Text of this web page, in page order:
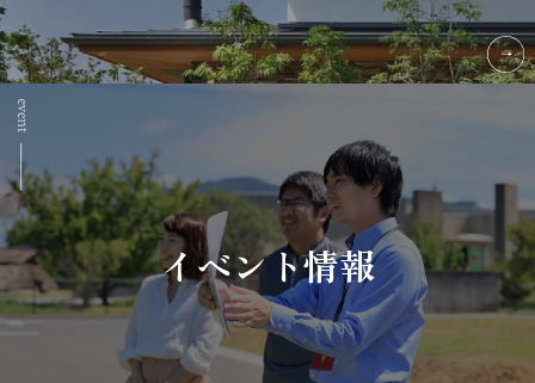
イベント情報